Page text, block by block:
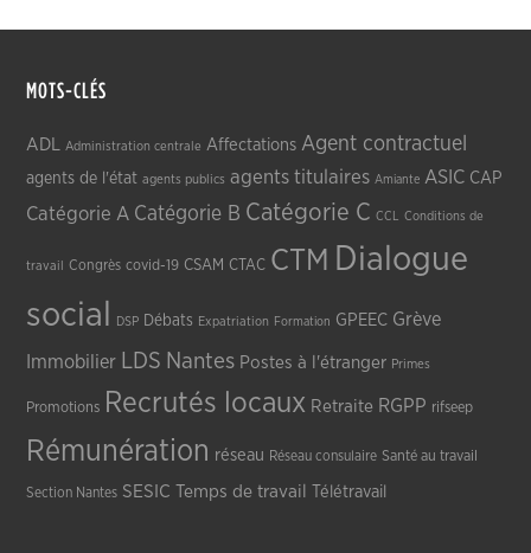
MOTS-CLÉS
ADL Administration centrale Affectations Agent contractuel
agents de l'état agents publics agents titulaires Amiante ASIC CAP
Catégorie A Catégorie B Catégorie C CCL Conditions de
travail Congrès covid-19 CSAM CTAC CTM Dialogue
social
DSP Débats Expatriation Formation GPEEC Grève
Immobilier LDS Nantes Postes à l'étranger Primes
Promotions Recrutés locaux Retraite RGPP rifseep
Rémunération réseau Réseau consulaire Santé au travail
Section Nantes SESIC Temps de travail Télétravail